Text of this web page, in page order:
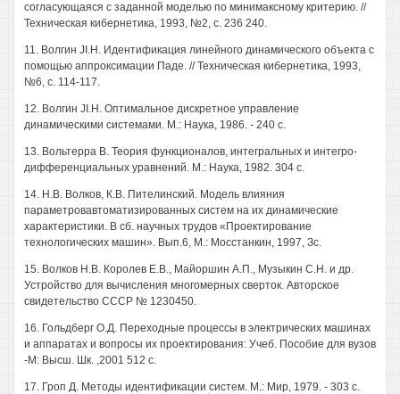
согласующаяся с заданной моделью по минимаксному критерию. //
Техническая кибернетика, 1993, №2, с. 236 240.
11. Волгин JI.H. Идентификация линейного динамического объекта с
помощью аппроксимации Паде. // Техническая кибернетика, 1993,
№6, с. 114-117.
12. Волгин JI.H. Оптимальное дискретное управление
динамическими системами. М.: Наука, 1986. - 240 с.
13. Вольтерра В. Теория функционалов, интегральных и интегро-
дифференциальных уравнений. М.: Наука, 1982. 304 с.
14. Н.В. Волков, К.В. Пителинский. Модель влияния
параметровавтоматизированных систем на их динамические
характеристики. В сб. научных трудов «Проектирование
технологических машин». Вып.6, М.: Мосстанкин, 1997, Зс.
15. Волков Н.В. Королев Е.В., Майоршин А.П., Музыкин С.Н. и др.
Устройство для вычисления многомерных сверток. Авторское
свидетельство СССР № 1230450.
16. Гольдберг О.Д. Переходные процессы в электрических машинах
и аппаратах и вопросы их проектирования: Учеб. Пособие для вузов
-М: Высш. Шк. ,2001 512 с.
17. Гроп Д. Методы идентификации систем. М.: Мир, 1979. - 303 с.